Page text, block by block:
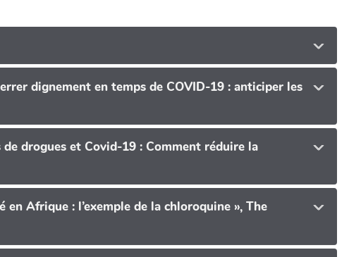
dignement en temps de COVID-19 : anticiper les
drogues et Covid-19 : Comment réduire la
Afrique : l’exemple de la chloroquine », The